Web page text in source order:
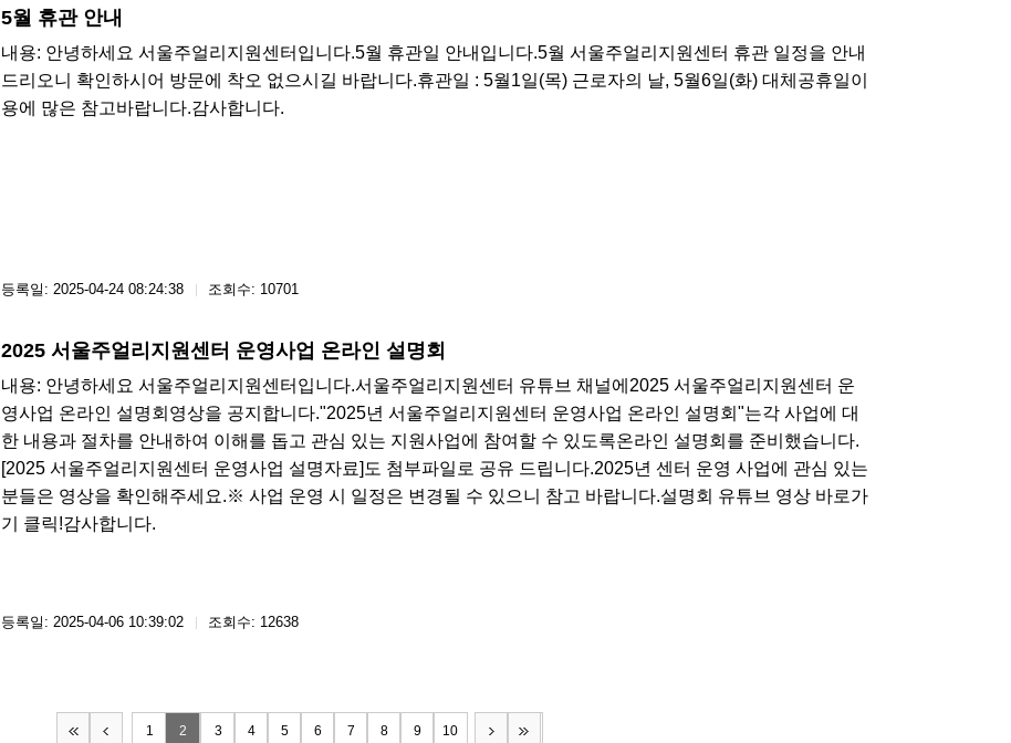
5월 휴관 안내
내용: 안녕하세요 서울주얼리지원센터입니다.5월 휴관일 안내입니다.5월 서울주얼리지원센터 휴관 일정을 안내
드리오니 확인하시어 방문에 착오 없으시길 바랍니다.휴관일 : 5월1일(목) 근로자의 날, 5월6일(화) 대체공휴일이
용에 많은 참고바랍니다.감사합니다.
등록일: 2025-04-24 08:24:38 조회수: 10701
2025 서울주얼리지원센터 운영사업 온라인 설명회
내용: 안녕하세요 서울주얼리지원센터입니다.서울주얼리지원센터 유튜브 채널에2025 서울주얼리지원센터 운
영사업 온라인 설명회영상을 공지합니다."2025년 서울주얼리지원센터 운영사업 온라인 설명회"는각 사업에 대
한 내용과 절차를 안내하여 이해를 돕고 관심 있는 지원사업에 참여할 수 있도록온라인 설명회를 준비했습니다.
[2025 서울주얼리지원센터 운영사업 설명자료]도 첨부파일로 공유 드립니다.2025년 센터 운영 사업에 관심 있는
분들은 영상을 확인해주세요.※ 사업 운영 시 일정은 변경될 수 있으니 참고 바랍니다.설명회 유튜브 영상 바로가
기 클릭!감사합니다.
등록일: 2025-04-06 10:39:02 조회수: 12638
1 2 3 4 5 6 7 8 9 10